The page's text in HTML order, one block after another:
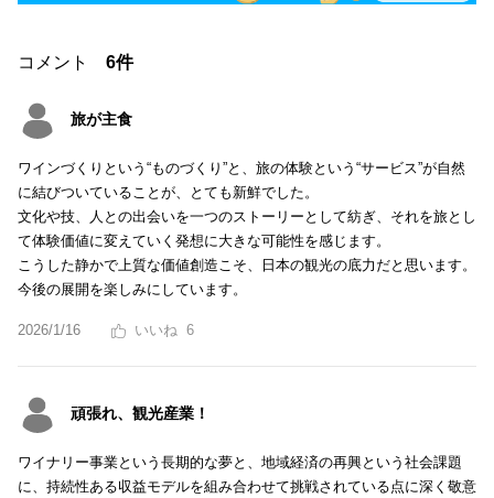
コメント 6件
旅が主食
ワインづくりという“ものづくり”と、旅の体験という“サービス”が自然
に結びついていることが、とても新鮮でした。
文化や技、人との出会いを一つのストーリーとして紡ぎ、それを旅とし
て体験価値に変えていく発想に大きな可能性を感じます。
こうした静かで上質な価値創造こそ、日本の観光の底力だと思います。
今後の展開を楽しみにしています。
2026/1/16 6
頑張れ、観光産業！
ワイナリー事業という長期的な夢と、地域経済の再興という社会課題
に、持続性ある収益モデルを組み合わせて挑戦されている点に深く敬意